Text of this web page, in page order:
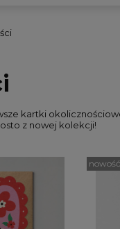
kartki
z nowej kolekcji!
nowość